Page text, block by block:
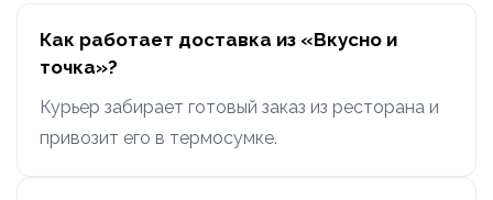
Как работает доставка из «Вкусно и
точка»?
Курьер забирает готовый заказ из ресторана и
привозит его в термосумке.